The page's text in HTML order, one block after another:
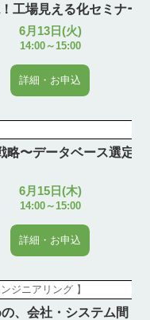
工場見える化セミナー
6月13日(火)
14:00～15:00
詳細・お申込
略〜データベース選定
6月15日(木)
14:00～15:00
詳細・お申込
ジニアリング 】
、会社・システム間「